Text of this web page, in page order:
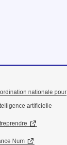
nationale pour
artificielle
Num